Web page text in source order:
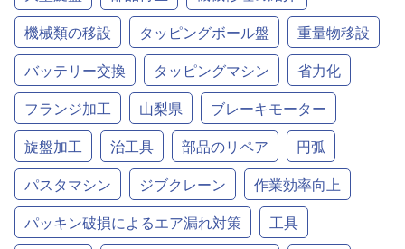
機械類の移設
タッピングボール盤
重量物移設
バッテリー交換
タッピングマシン
省力化
フランジ加工
山梨県
ブレーキモーター
旋盤加工
治工具 部品のリペア
円弧
パスタマシン
ジブクレーン
作業効率向上
パッキン破損によるエア漏れ対策
工具